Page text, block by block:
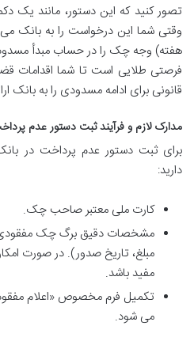
تصور کنید که این دستور، مانند یک
وقتی شما این درخواست را به بانک
هفته) وجه چک را در حساب مبدأ
فرصتی طلایی است تا شما اقدامات
قانونی برای ادامه مسدودی را به بانک
مدارک لازم و فرآیند ثبت دستور عدم
برای ثبت دستور عدم پرداخت در
دارید:
کارت ملی معتبر صاحب چک.
مشخصات دقیق برگ چک مفقودی
مبلغ، تاریخ صدور). در صورت
مفید باشد.
تکمیل فرم مخصوص «اعلام
می شود.